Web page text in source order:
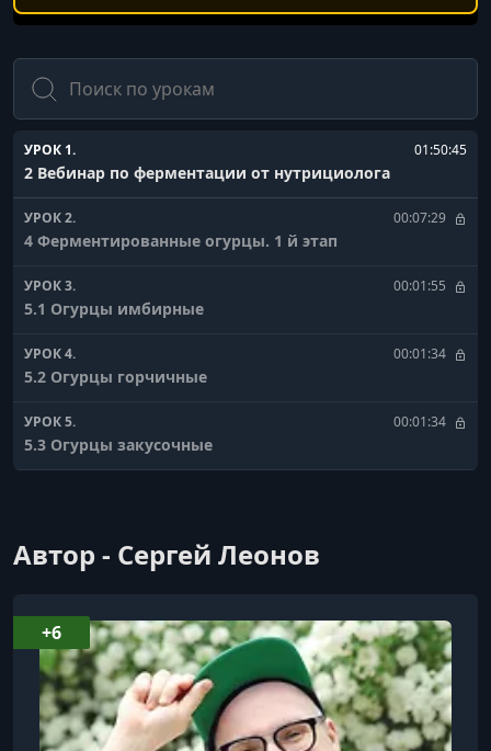
Поиск
УРОК 1. 01:50:45
2 Вебинар по ферментации от нутрициолога
УРОК 2. 00:07:29
4 Ферментированные огурцы. 1 й этап
УРОК 3. 00:01:55
5.1 Огурцы имбирные
УРОК 4. 00:01:34
5.2 Огурцы горчичные
УРОК 5. 00:01:34
5.3 Огурцы закусочные
УРОК 7.
УРОК 8. 00:02:13
5.6 Огурцы арахисовые
УРОК 9. 00:01:14
5.7 Огурцы весенние с редисом
Автор - Сергей Леонов
+6